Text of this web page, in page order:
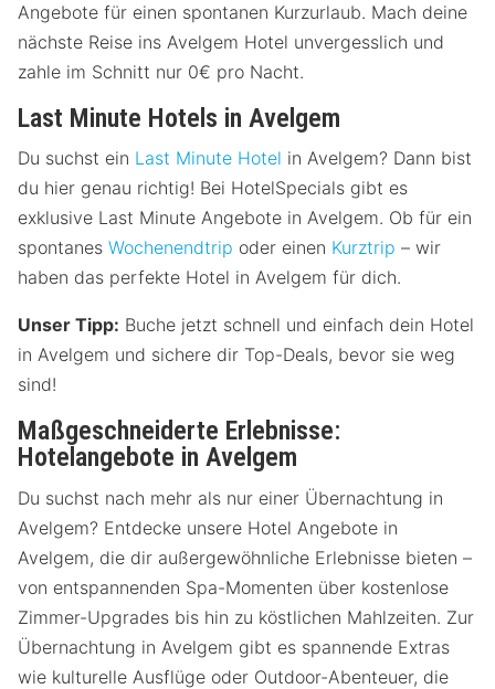
Angebote für einen spontanen Kurzurlaub. Mach deine
nächste Reise ins Avelgem Hotel unvergesslich und
zahle im Schnitt nur 0€ pro Nacht.
Last Minute Hotels in Avelgem
Du suchst ein Last Minute Hotel in Avelgem? Dann bist
du hier genau richtig! Bei HotelSpecials gibt es
exklusive Last Minute Angebote in Avelgem. Ob für ein
spontanes Wochenendtrip oder einen Kurztrip – wir
haben das perfekte Hotel in Avelgem für dich.
Unser Tipp: Buche jetzt schnell und einfach dein Hotel
in Avelgem und sichere dir Top-Deals, bevor sie weg
sind!
Maßgeschneiderte Erlebnisse:
Hotelangebote in Avelgem
Du suchst nach mehr als nur einer Übernachtung in
Avelgem? Entdecke unsere Hotel Angebote in
Avelgem, die dir außergewöhnliche Erlebnisse bieten –
von entspannenden Spa-Momenten über kostenlose
Zimmer-Upgrades bis hin zu köstlichen Mahlzeiten. Zur
Übernachtung in Avelgem gibt es spannende Extras
wie kulturelle Ausflüge oder Outdoor-Abenteuer, die